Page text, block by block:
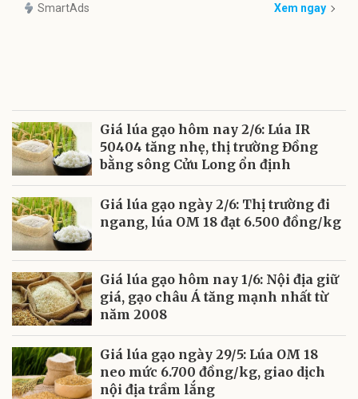
SmartAds Xem ngay
Giá lúa gạo hôm nay 2/6: Lúa IR
50404 tăng nhẹ, thị trường Đồng
bằng sông Cửu Long ổn định
Giá lúa gạo ngày 2/6: Thị trường đi
ngang, lúa OM 18 đạt 6.500 đồng/kg
Giá lúa gạo hôm nay 1/6: Nội địa giữ
giá, gạo châu Á tăng mạnh nhất từ
năm 2008
Giá lúa gạo ngày 29/5: Lúa OM 18
neo mức 6.700 đồng/kg, giao dịch
nội địa trầm lắng